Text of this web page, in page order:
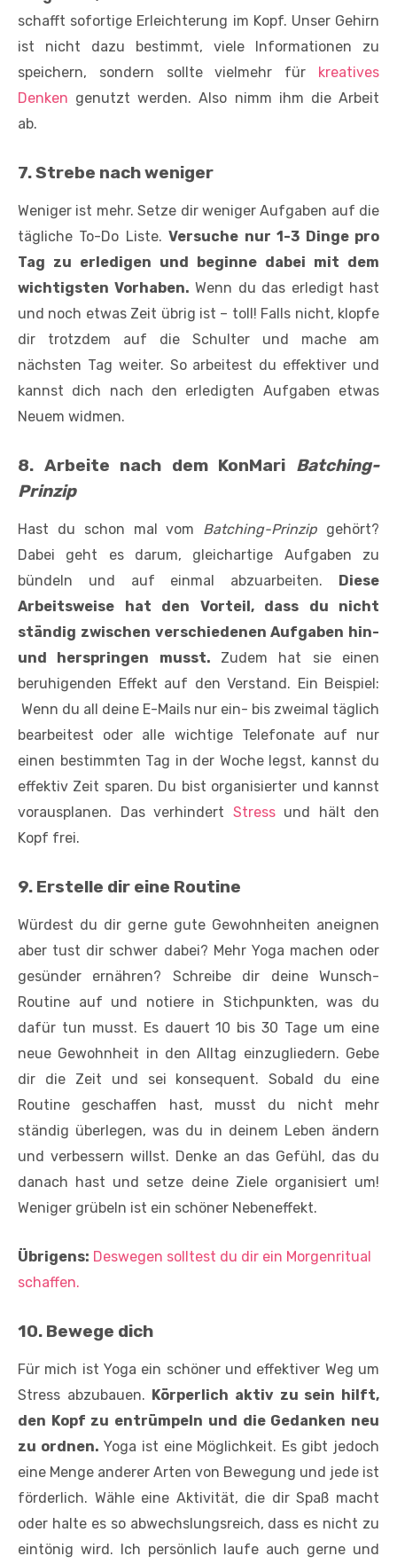
schafft sofortige Erleichterung im Kopf. Unser Gehirn
ist nicht dazu bestimmt, viele Informationen zu
speichern, sondern sollte vielmehr für
kreatives
Denken genutzt werden. Also nimm ihm die Arbeit
ab.
7. Strebe nach weniger
Weniger ist mehr. Setze dir weniger Aufgaben auf die
tägliche To-Do Liste.Versuche nur 1-3 Dinge pro
Tag zu erledigen und beginne dabei mit dem
wichtigsten Vorhaben. Wenn du das erledigt hast
und noch etwas Zeit übrig ist – toll! Falls nicht, klopfe
dir trotzdem auf die Schulter und mache am
nächsten Tag weiter. So arbeitest du effektiver und
kannst dich nach den erledigten Aufgaben etwas
Neuem widmen.
8. Arbeite nach dem KonMari Batching-
Prinzip
Hast du schon mal vom Batching-Prinzip gehört?
Dabei geht es darum, gleichartige Aufgaben zu
bündeln und auf einmal abzuarbeiten.
Diese
Arbeitsweise hat den Vorteil, dass du nicht
ständig zwischen verschiedenen Aufgaben hin-
und herspringen musst. Zudem hat sie einen
beruhigenden Effekt auf den Verstand. Ein Beispiel:
Wenn du all deine E-Mails nur ein- bis zweimal täglich
bearbeitest oder alle wichtige Telefonate auf nur
einen bestimmten Tag in der Woche legst, kannst du
effektiv Zeit sparen. Du bist organisierter und kannst
vorausplanen. Das verhindert Stressund hält den
Kopf frei.
9. Erstelle dir eine Routine
Würdest du dir gerne gute Gewohnheiten aneignen
aber tust dir schwer dabei? Mehr Yoga machen oder
gesünder ernähren? Schreibe dir deine Wunsch-
Routine auf und notiere in Stichpunkten, was du
dafür tun musst. Es dauert 10 bis 30 Tage um eine
neue Gewohnheit in den Alltag einzugliedern. Gebe
dir die Zeit und sei konsequent. Sobald du eine
Routine geschaffen hast, musst du nicht mehr
ständig überlegen, was du in deinem Leben ändern
und verbessern willst. Denke an das Gefühl, das du
danach hast und setze deine Ziele organisiert um!
Weniger grübeln ist ein schöner Nebeneffekt.
Übrigens: Deswegen solltest du dir ein Morgenritual
schaffen.
10. Bewege dich
Für mich ist Yoga ein schöner und effektiver Weg um
Stress abzubauen. Körperlich aktiv zu sein hilft,
den Kopf zu entrümpeln und die Gedanken neu
zu ordnen. Yoga ist eine Möglichkeit. Es gibt jedoch
eine Menge anderer Arten von Bewegung und jede ist
förderlich. Wähle eine Aktivität, die dir Spaß macht
oder halte es so abwechslungsreich, dass es nicht zu
eintönig wird. Ich persönlich laufe auch gerne und